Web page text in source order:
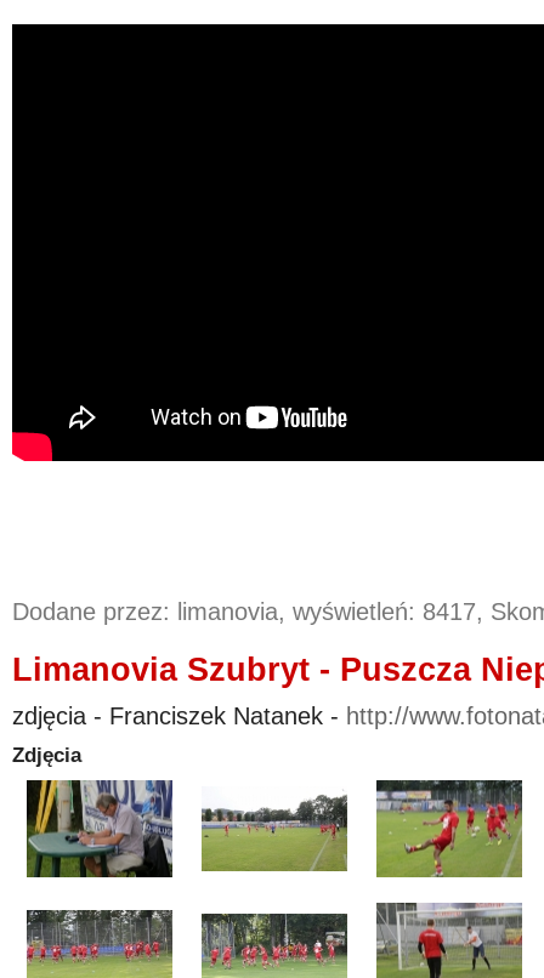
Dodane przez: limanovia, wyświetleń: 8417,
Limanovia Szubryt - Puszcza
zdjęcia - Franciszek Natanek - http://
Zdjęcia